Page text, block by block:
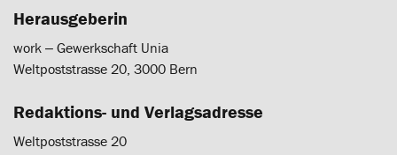
Herausgeberin
work ‒ Gewerkschaft Unia
Weltpoststrasse 20, 3000 Bern
Redaktions- und Verlagsadresse
Weltpoststrasse 20